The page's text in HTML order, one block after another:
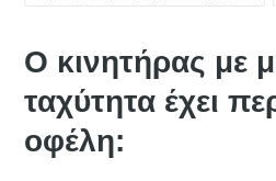
Ο κινητήρας με
ταχύτητα έχει
οφέλη: